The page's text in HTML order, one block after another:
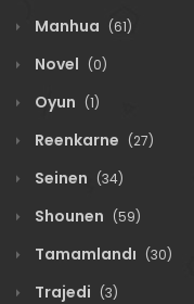
Manhua (61)
Novel (0)
Oyun (1)
Reenkarne (27)
Seinen (34)
Shounen (59)
Tamamlandı (30)
Trajedi (3)